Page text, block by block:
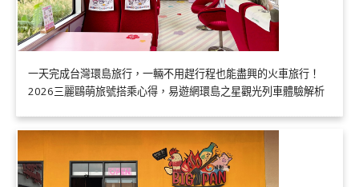
一天完成台灣環島旅行，一輛不用趕行程也能盡興的火車旅行！
2026三麗鷗萌旅號搭乘心得，易遊網環島之星觀光列車體驗解析